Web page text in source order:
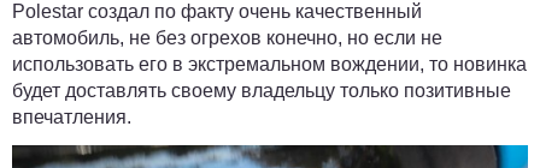
Polestar создал по факту очень качественный
автомобиль, не без огрехов конечно, но если не
использовать его в экстремальном вождении, то новинка
будет доставлять своему владельцу только позитивные
впечатления.